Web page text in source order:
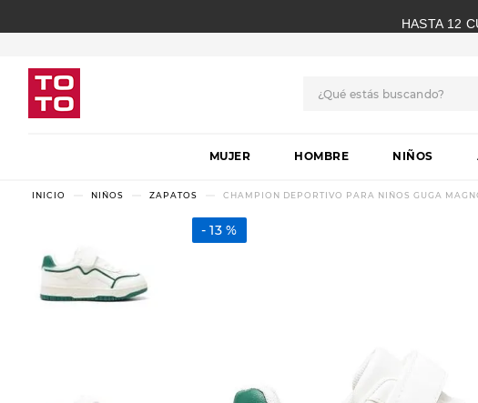
HASTA 12
MUJER HOMBRE NIÑOS
NIÑOS ZAPATOS CHAMPION DEPORTIVO PARA NIÑOS GUGA
13 %
1.
botas
2 .
skechers
3.